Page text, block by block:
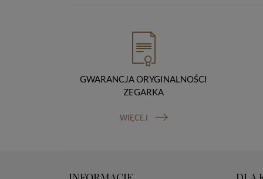
GWARANCJA ORYGINALNOŚCI
ZEGARKA
WIĘCEJ